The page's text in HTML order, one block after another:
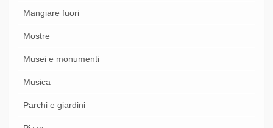
Mangiare fuori
Mostre
Musei e monumenti
Musica
Parchi e giardini